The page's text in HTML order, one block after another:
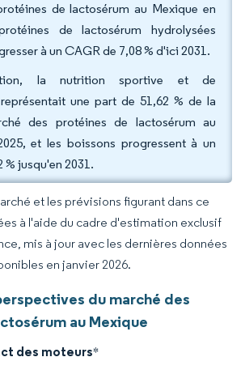
de lactosérum au Mexique en
de lactosérum hydrolysées
à un CAGR de 7,08 % d'ici 2031.
la nutrition sportive et de
une part de 51,62 % de la
des protéines de lactosérum au
et les boissons progressent à un
% jusqu'en 2031.
et les prévisions figurant dans ce
à l'aide du cadre d'estimation exclusif
mis à jour avec les dernières données
en janvier 2026.
du marché des
au Mexique
des moteurs*